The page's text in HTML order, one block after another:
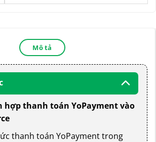
Mô tả
hợp thanh toán YoPayment vào
thanh toán YoPayment trong